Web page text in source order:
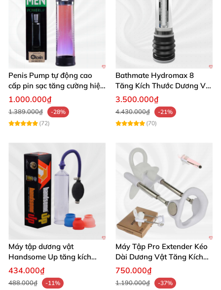
Penis Pump tự động cao
cấp pin sạc tăng cường hiệu
quả mua ngay
1.000.000₫
1.389.000₫
-28%
(72)
Bathmate Hydromax 8
Tăng Kích Thước Dương Vật
An Toàn Hiệu Quả
3.500.000₫
4.430.000₫
-21%
(70)
Máy tập dương vật
Handsome Up tăng kích
thước hiệu quả nhanh
434.000₫
488.000₫
-11%
Máy Tập Pro Extender Kéo
Dài Dương Vật Tăng Kích
Thước Hiệu Quả
750.000₫
1.190.000₫
-37%